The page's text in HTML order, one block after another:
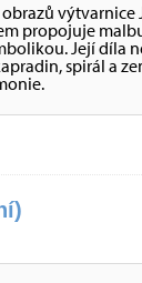
obrazů
propojuje
Její díla
spirál a